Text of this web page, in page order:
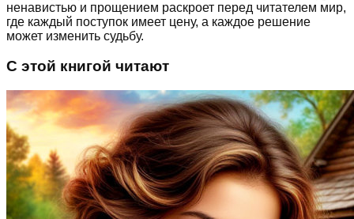
ненавистью и прощением раскроет перед читателем мир,
где каждый поступок имеет цену, а каждое решение
может изменить судьбу.
С этой книгой читают